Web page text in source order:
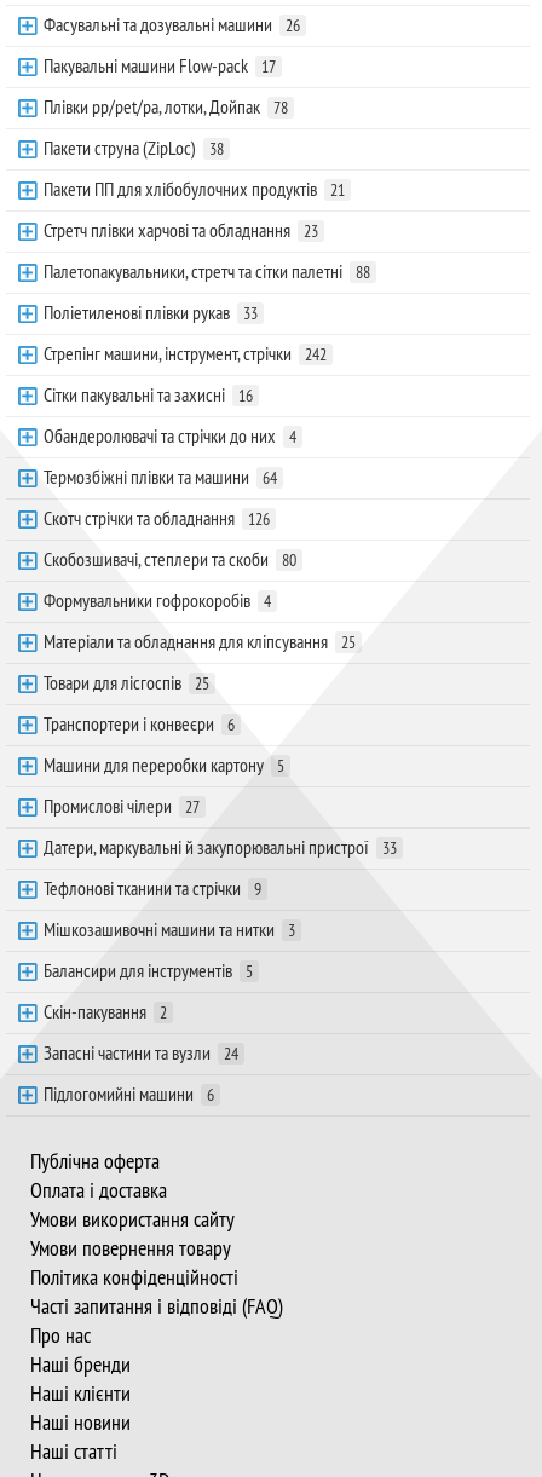
Фасувальні та дозувальні машини 26
Пакувальні машини Flow-pack 17
Плівки pp/pet/pa, лотки, Дойпак 78
Пакети струна (ZipLoc) 38
Пакети ПП для хлібобулочних продуктів 21
Стретч плівки харчові та обладнання 23
Палетопакувальники, стретч та сітки палетні 88
Поліетиленові плівки рукав 33
Стрепінг машини, інструмент, стрічки 242
Сітки пакувальні та захисні 16
Обандеролювачі та стрічки до них 4
Термозбіжні плівки та машини 64
Скотч стрічки та обладнання 126
Скобозшивачі, степлери та скоби 80
Формувальники гофрокоробів 4
Матеріали та обладнання для кліпсування 25
Товари для лісгоспів 25
Транспортери і конвеєри 6
Машини для переробки картону 5
Промислові чілери 27
Датери, маркувальні й закупорювальні пристрої 33
Тефлонові тканини та стрічки 9
Мішкозашивочні машини та нитки 3
Балансири для інструментів 5
Скін-пакування 2
Запасні частини та вузли 24
Підлогомийні машини 6
Публічна оферта
Оплата і доставка
Умови використання сайту
Умови повернення товару
Політика конфіденційності
Часті запитання і відповіді (FAQ)
Про нас
Наші бренди
Наші клієнти
Наші новини
Наші статті